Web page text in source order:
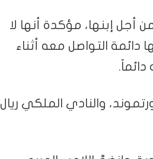
أجل إبنها، مؤكدة أنها لا
دائمة التواصل معه أثناء
والنادي الملكي ريال